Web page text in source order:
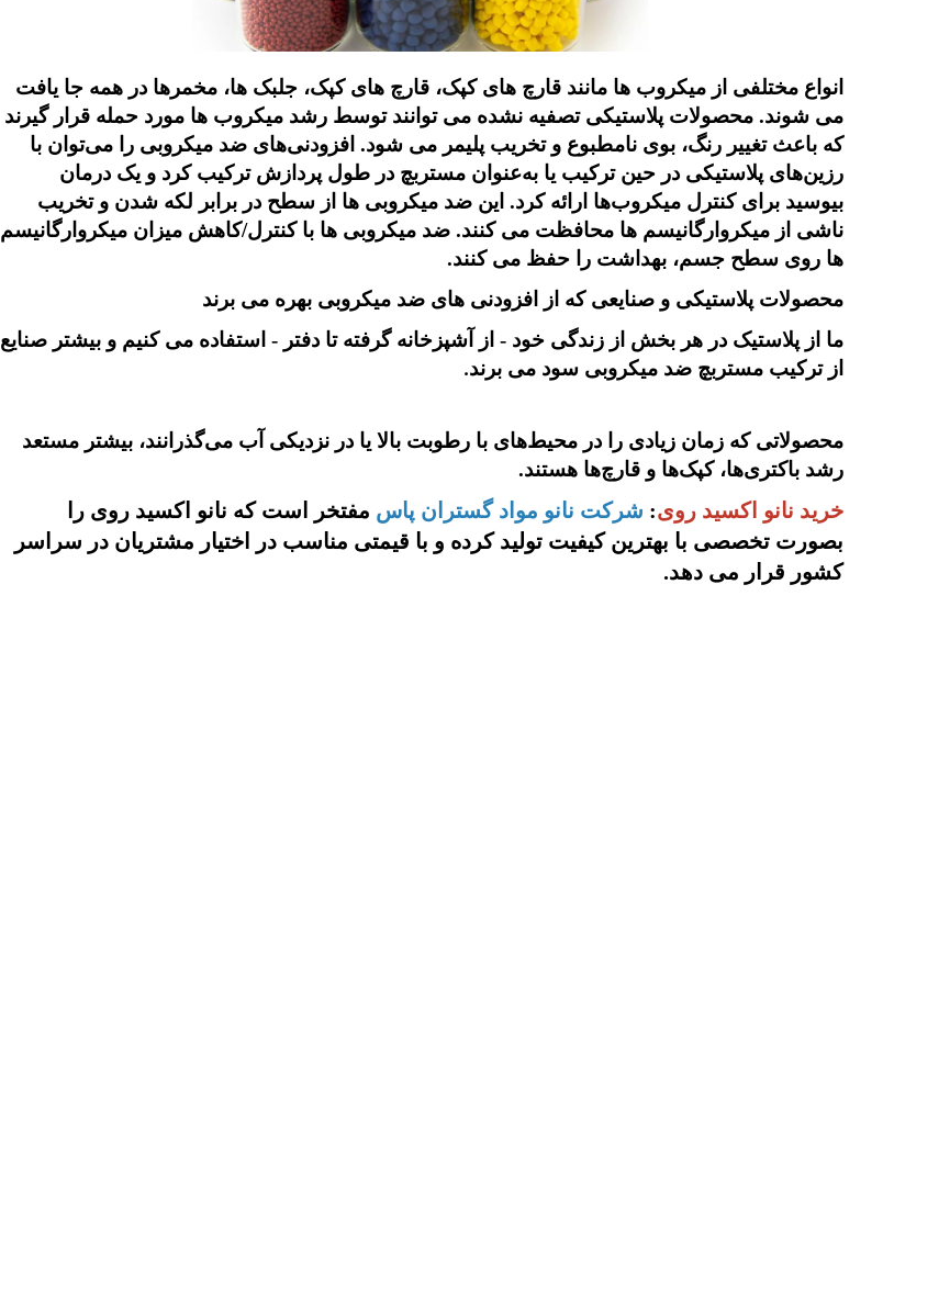
انواع مختلفی از میکروب ها مانند قارچ های کپک، قارچ های کپک، جلبک ها، مخمرها در همه جا یافت
می شوند. محصولات پلاستیکی تصفیه نشده می توانند توسط رشد میکروب ها مورد حمله قرار گیرند
که باعث تغییر رنگ، بوی نامطبوع و تخریب پلیمر می شود. افزودنی‌های ضد میکروبی را می‌توان با
رزین‌های پلاستیکی در حین ترکیب یا به‌عنوان مستربچ در طول پردازش ترکیب کرد و یک درمان
بیوسید برای کنترل میکروب‌ها ارائه کرد. این ضد میکروبی ها از سطح در برابر لکه شدن و تخریب
ناشی از میکروارگانیسم ها محافظت می کنند. ضد میکروبی ها با کنترل/کاهش میزان میکروارگانیسم
ها روی سطح جسم، بهداشت را حفظ می کنند.
محصولات پلاستیکی و صنایعی که از افزودنی های ضد میکروبی بهره می برند
ما از پلاستیک در هر بخش از زندگی خود - از آشپزخانه گرفته تا دفتر - استفاده می کنیم و بیشتر صنایع
از ترکیب مستربچ ضد میکروبی سود می برند.
محصولاتی که زمان زیادی را در محیط‌های با رطوبت بالا یا در نزدیکی آب می‌گذرانند، بیشتر مستعد
رشد باکتری‌ها، کپک‌ها و قارچ‌ها هستند.
خرید نانو اکسید روی: شرکت نانو مواد گستران پاس مفتخر است که نانو اکسید روی را
بصورت تخصصی با بهترین کیفیت تولید کرده و با قیمتی مناسب در اختیار مشتریان در سراسر
کشور قرار می دهد.